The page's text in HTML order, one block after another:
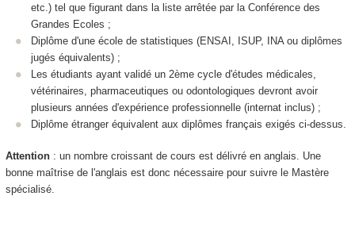
etc.) tel que figurant dans la liste arrêtée par la Conférence des
Grandes Ecoles ;
Diplôme d'une école de statistiques (ENSAI, ISUP, INA ou diplômes
jugés équivalents) ;
Les étudiants ayant validé un 2ème cycle d'études médicales,
vétérinaires, pharmaceutiques ou odontologiques devront avoir
plusieurs années d'expérience professionnelle (internat inclus) ;
Diplôme étranger équivalent aux diplômes français exigés ci-dessus.
Attention : un nombre croissant de cours est délivré en anglais. Une
bonne maîtrise de l'anglais est donc nécessaire pour suivre le Mastère
spécialisé.